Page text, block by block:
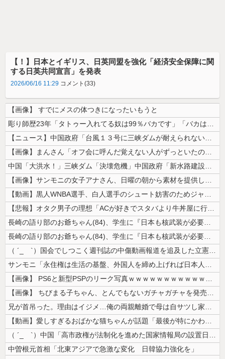
【！】日本とイギリス、日英同盟を強化「経済安全保障に関
する日英共同宣言」を発表
2026/06/16 11:29 コメント(33)
【画像】 すでにメスの体つきになったいもうと
彫り師歴23年「タトゥー入れてる奴は99％バカです」「バカは5000円...
【ニュース】中国政府「台風１３号に三峡ダムが耐えられない！全開放流しろ...
【画像】まんさん「オフ会に呼んだ覚えない人がずっといたので晒すわ」（パ...
中国「大洪水！」三峡ダム「決壊危機」中国政府「新水路建設！（三峡新水路...
【画像】サンモニの女子アナさん、日曜の朝から素材を提供してしまう
【動画】黒人WNBA選手、白人選手のシュート妨害のためジャンピング・ネ...
【悲報】オタク男子の理想「ACが好きでスタバより牛丼屋に行きたがる女」...
長崎の語り部のお爺ちゃん(84)、学生に『日本も核武装が必要』と言われ...
長崎の語り部のお爺ちゃん(84)、学生に『日本も核武装が必要』と言われ...
（ ´_ゝ`）国会でしつこく週刊誌の中傷動画報道を追及した立憲議員、自...
サンモニ「永住権は生活の基盤、外国人を締め上げれば日本人が生きやすくな...
【画像】 PS6と新型PSPのリーク写真ｗｗｗｗｗｗｗｗｗｗｗｗｗｗｗ...
【画像】 ちびまる子ちゃん、とんでもないガチャガチャを発売してしまうｗ...
兄が首吊った。理由はイジメ…俺の両親離婚で母は自サツし家庭崩壊→首謀者...
【動画】愛しすぎるおばかな猫ちゃんが話題「最後が特にかわいいｗ」
（ ´_ゝ`）中国「高市政権が法制化を進めた国家情報局の設置日が7月3...
中曽根元首相「北東アジアで急激な変化 日韓協力強化を」